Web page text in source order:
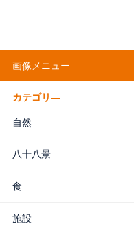
画像メニュー
カテゴリ―
自然
八十八景
食
施設